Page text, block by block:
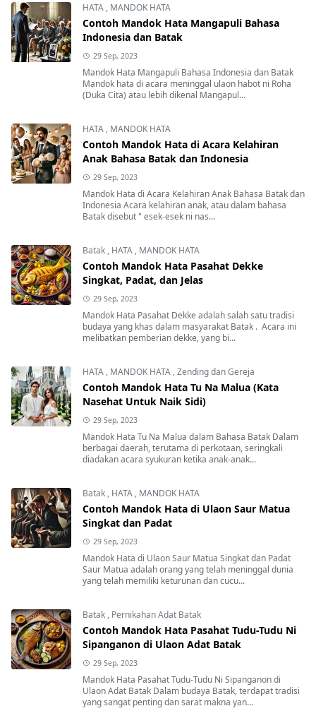
HATA , MANDOK HATA
Contoh Mandok Hata Mangapuli Bahasa
Indonesia dan Batak
29 Sep, 2023
Mandok Hata Mangapuli Bahasa Indonesia dan Batak
Mandok hata di acara meninggal ulaon habot ni Roha
(Duka Cita) atau lebih dikenal Mangapul...
HATA , MANDOK HATA
Contoh Mandok Hata di Acara Kelahiran
Anak Bahasa Batak dan Indonesia
29 Sep, 2023
Mandok Hata di Acara Kelahiran Anak Bahasa Batak dan
Indonesia Acara kelahiran anak, atau dalam bahasa
Batak disebut " esek-esek ni nas...
Batak , HATA , MANDOK HATA
Contoh Mandok Hata Pasahat Dekke
Singkat, Padat, dan Jelas
29 Sep, 2023
Mandok Hata Pasahat Dekke adalah salah satu tradisi
budaya yang khas dalam masyarakat Batak . Acara ini
melibatkan pemberian dekke, yang bi...
HATA , MANDOK HATA ,Zending dan Gereja
Contoh Mandok Hata Tu Na Malua (Kata
Nasehat Untuk Naik Sidi)
29 Sep, 2023
Mandok Hata Tu Na Malua dalam Bahasa Batak Dalam
berbagai daerah, terutama di perkotaan, seringkali
diadakan acara syukuran ketika anak-anak...
Batak , HATA , MANDOK HATA
Contoh Mandok Hata di Ulaon Saur Matua
Singkat dan Padat
29 Sep, 2023
Mandok Hata di Ulaon Saur Matua Singkat dan Padat
Saur Matua adalah orang yang telah meninggal dunia
yang telah memiliki keturunan dan cucu...
Batak , Pernikahan Adat Batak
Contoh Mandok Hata Pasahat Tudu-Tudu Ni
Sipanganon di Ulaon Adat Batak
29 Sep, 2023
Mandok Hata Pasahat Tudu-Tudu Ni Sipanganon di
Ulaon Adat Batak Dalam budaya Batak, terdapat tradisi
yang sangat penting dan sarat makna yan...